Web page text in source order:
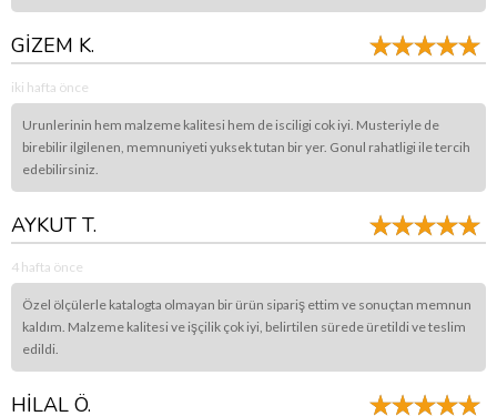
GİZEM K.
iki hafta önce
Urunlerinin hem malzeme kalitesi hem de isciligi cok iyi. Musteriyle de
birebilir ilgilenen, memnuniyeti yuksek tutan bir yer. Gonul rahatligi ile tercih
edebilirsiniz.
AYKUT T.
4 hafta önce
Özel ölçülerle katalogta olmayan bir ürün sipariş ettim ve sonuçtan memnun
kaldım. Malzeme kalitesi ve işçilik çok iyi, belirtilen sürede üretildi ve teslim
edildi.
HİLAL Ö.